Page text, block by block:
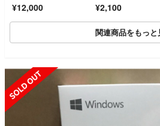
¥12,000 ¥2,100
関連商品をもっと